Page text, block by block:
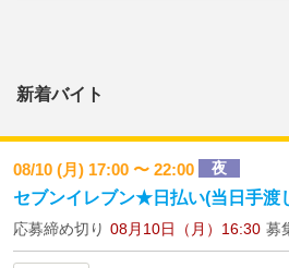
新着バイト
08/10 (月) 17:00 〜 22:00 夜
セブンイレブン★日払い(当日手渡
応募締め切り 08月10日（月）16:30 募